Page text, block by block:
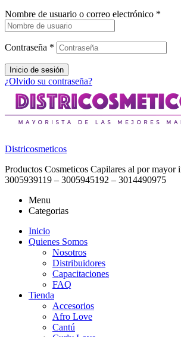
Nombre de usuario o correo electrónico *
Contraseña *
Inicio de sesión
¿Olvido su contraseña?
Districosmeticos
Productos Cosmeticos Capilares al por mayor
3005939119 – 3005945192 – 3014490975
Menu
Categorias
Inicio
Quienes Somos
Nosotros
Distribuidores
Capacitaciones
FAQ
Tienda
Accesorios
Afro Love
Cantú